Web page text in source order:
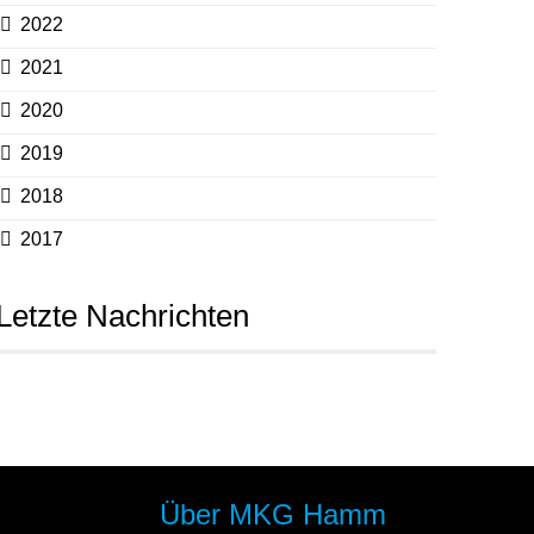
2022
2021
2020
2019
2018
2017
Nachrichten
Über MKG Hamm